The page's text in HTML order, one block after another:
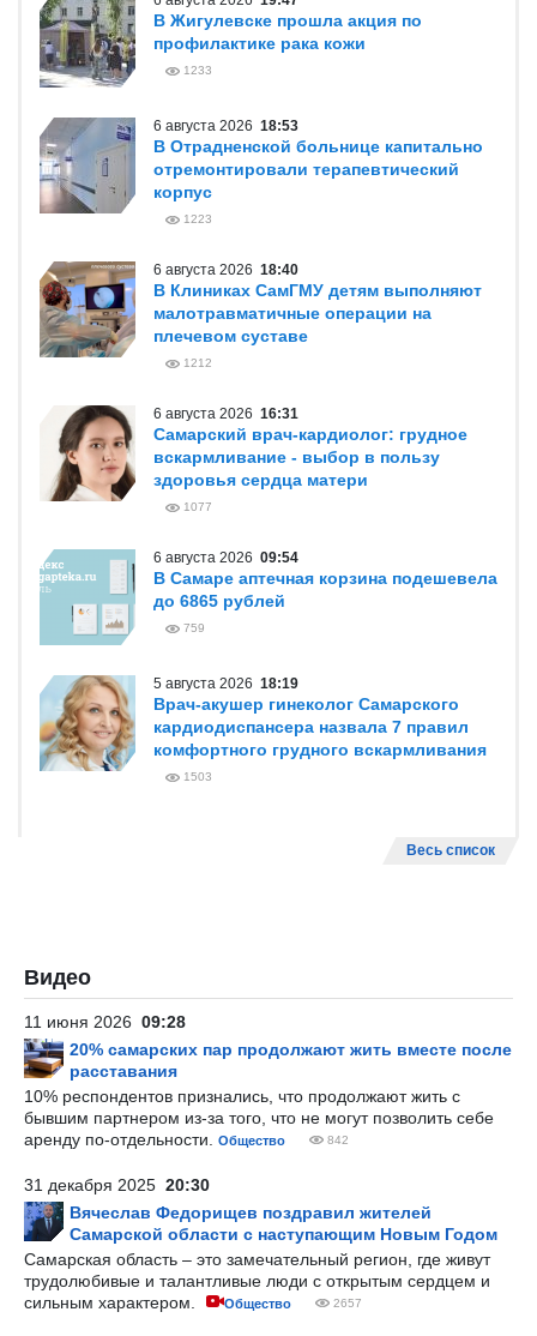
В Жигулевске прошла акция по
профилактике рака кожи
1233
6 августа 2026 18:53
В Отрадненской больнице капитально
отремонтировали терапевтический
корпус
1223
6 августа 2026 18:40
В Клиниках СамГМУ детям выполняют
малотравматичные операции на
плечевом суставе
1212
6 августа 2026 16:31
Самарский врач-кардиолог: грудное
вскармливание - выбор в пользу
здоровья сердца матери
1077
6 августа 2026 09:54
В Самаре аптечная корзина подешевела
до 6865 рублей
759
5 августа 2026 18:19
Врач-акушер гинеколог Самарского
кардиодиспансера назвала 7 правил
комфортного грудного вскармливания
1503
Весь список
Видео
11 июня 2026 09:28
20% самарских пар продолжают жить вместе после
расставания
10% респондентов признались, что продолжают жить с
бывшим партнером из-за того, что не могут позволить себе
аренду по-отдельности.
Общество 842
31 декабря 2025 20:30
Вячеслав Федорищев поздравил жителей
Самарской области с наступающим Новым Годом
Самарская область – это замечательный регион, где живут
трудолюбивые и талантливые люди с открытым сердцем и
сильным характером.
Общество 2657